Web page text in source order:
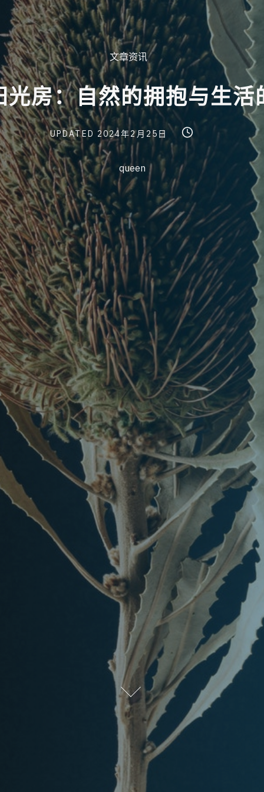
Post
Categories
文章资讯
光房：自然的拥抱与生活
Post
last
updated
date
UPDATED 2024年2月25日
Post
read
time
Post
queen